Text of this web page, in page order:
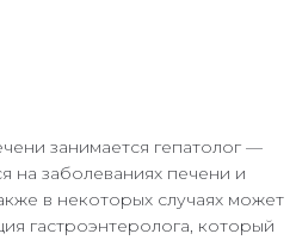
занимается гепатолог —
на заболеваниях печени и
в некоторых случаях может
гастроэнтеролога, который